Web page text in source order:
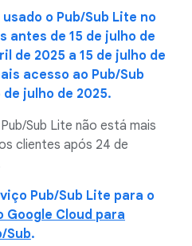
o Pub/Sub Lite no
antes de 15 de julho de
de 2025 a 15 de julho de
acesso ao Pub/Sub
julho de 2025.
Sub Lite não está mais
clientes após 24 de
Pub/Sub Lite para o
Google Cloud para
Sub.